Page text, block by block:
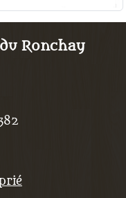
Ronchay